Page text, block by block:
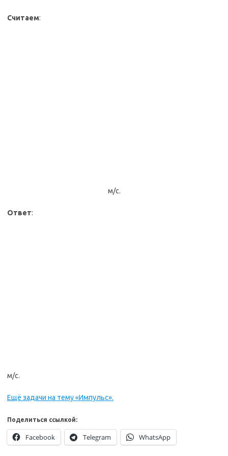
Считаем:
м/с.
Ответ:
м/с.
Ещё задачи на тему «Импульс».
Поделиться ссылкой:
Facebook Telegram WhatsApp